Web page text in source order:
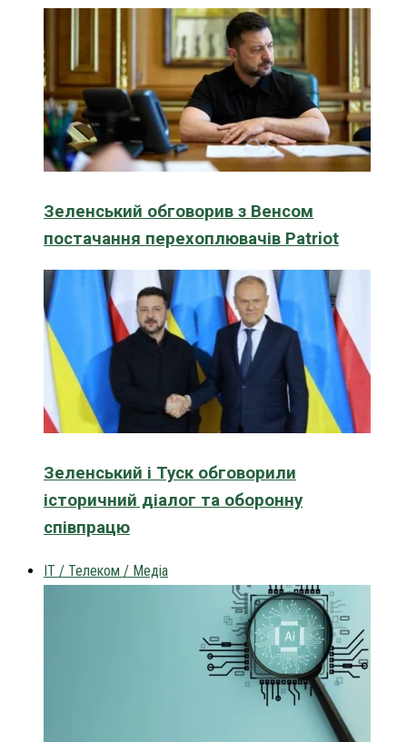
Зеленський обговорив з Венсом
постачання перехоплювачів Patriot
Зеленський і Туск обговорили
історичний діалог та оборонну
співпрацю
IT / Телеком / Медіа